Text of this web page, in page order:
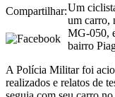
Compartilhar:Um
um carro,
MG-050,
bairro
A Polícia Militar foi
realizados e relatos de